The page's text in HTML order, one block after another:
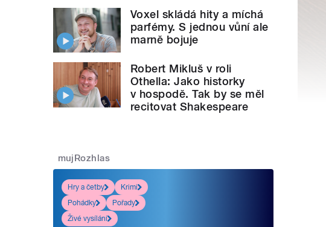
Voxel skládá hity a míchá
parfémy. S jednou vůní ale
marně bojuje
Robert Mikluš v roli
Othella: Jako historky
v hospodě. Tak by se měl
recitovat Shakespeare
mujRozhlas
Hry a četby
Krimi
Pohádky
Pořady
Živé vysílání